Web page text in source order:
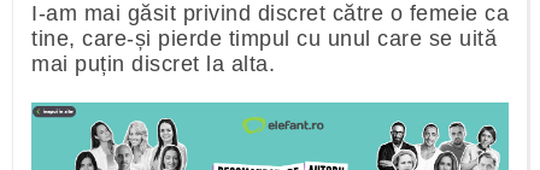
I-am mai găsit privind discret către o femeie ca
tine, care-și pierde timpul cu unul care se uită
mai puțin discret la alta.